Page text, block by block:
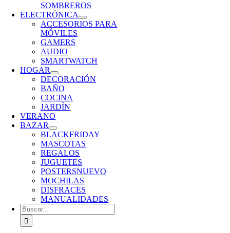
SOMBREROS
ELECTRÓNICA
ACCESORIOS PARA
MÓVILES
GAMERS
AUDIO
SMARTWATCH
HOGAR
DECORACIÓN
BAÑO
COCINA
JARDÍN
VERANO
BAZAR
BLACKFRIDAY
MASCOTAS
REGALOS
JUGUETES
POSTERSNUEVO
MOCHILAS
DISFRACES
MANUALIDADES
Buscar: